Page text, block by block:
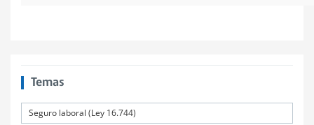
Temas
Seguro laboral (Ley 16.744)